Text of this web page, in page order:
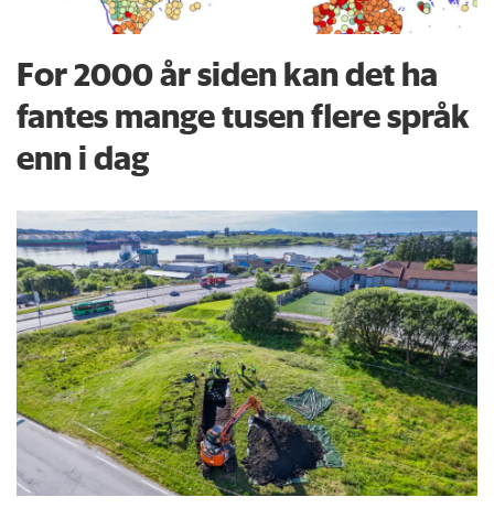
For 2000 år siden kan det ha
fantes mange tusen flere språk
enn i dag